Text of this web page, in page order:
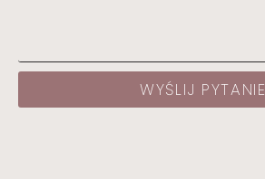
WYŚLIJ PYTANIE